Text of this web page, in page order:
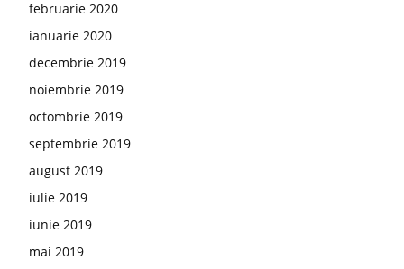
februarie 2020
ianuarie 2020
decembrie 2019
noiembrie 2019
octombrie 2019
septembrie 2019
august 2019
iulie 2019
iunie 2019
mai 2019